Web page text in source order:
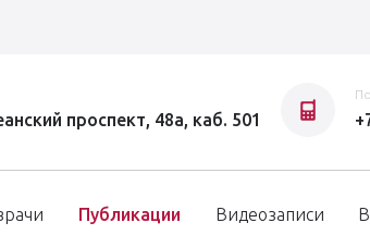
проспект, 48а, каб. 501
Публикации Видеозаписи